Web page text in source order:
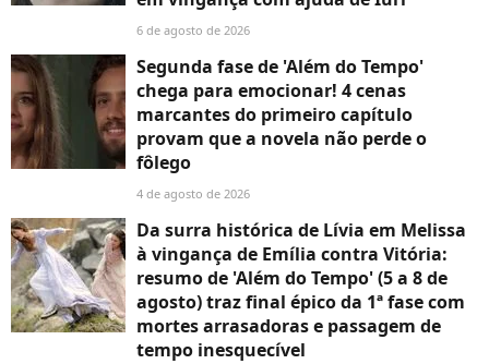
6 de agosto de 2026
Segunda fase de 'Além do Tempo'
chega para emocionar! 4 cenas
marcantes do primeiro capítulo
provam que a novela não perde o
fôlego
4 de agosto de 2026
Da surra histórica de Lívia em Melissa
à vingança de Emília contra Vitória:
resumo de 'Além do Tempo' (5 a 8 de
agosto) traz final épico da 1ª fase com
mortes arrasadoras e passagem de
tempo inesquecível